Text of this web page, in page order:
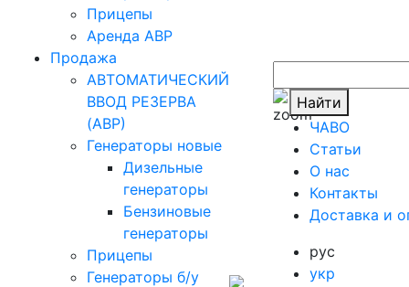
Прицепы
Аренда АВР
Продажа
АВТОМАТИЧЕСКИЙ
ВВОД РЕЗЕРВА
(АВР)
Генераторы новые
Дизельные
генераторы
Бензиновые
генераторы
Прицепы
Генераторы б/у
Найти
ЧАВО
Cтатьи
O нас
Контакты
Доставка и
рус
укр